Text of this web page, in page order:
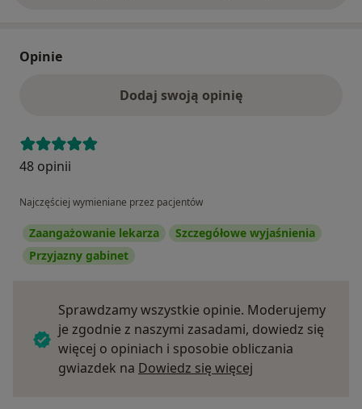
Opinie
Dodaj swoją opinię
48 opinii
Najczęściej wymieniane przez pacjentów
Zaangażowanie lekarza
Szczegółowe wyjaśnienia
Przyjazny gabinet
Sprawdzamy wszystkie opinie. Moderujemy
je zgodnie z naszymi zasadami, dowiedz się
więcej o opiniach i sposobie obliczania
gwiazdek na Dowiedz się więcej